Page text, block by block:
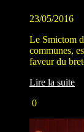
23/05/2016
Le Smictom
communes,
faveur du
Lire la suite
0